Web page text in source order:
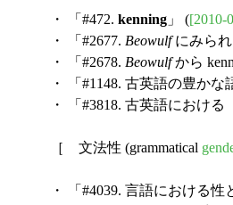
・ 「#472. kenning 」 ([2010-
・ 「#2677. Beowulfにみられ
・ 「#2678. Beowulfから
・ 「#1148. 古英語の豊かな
・ 「#3818. 古英語における
［ 文法性 (grammatical
・ 「#4039. 言語における性